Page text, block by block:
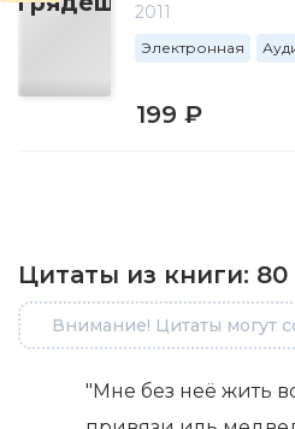
2011
Электронная
199 ₽
Цитаты из книги: 80
Внимание! Цитаты могут
"Мне без неё жить